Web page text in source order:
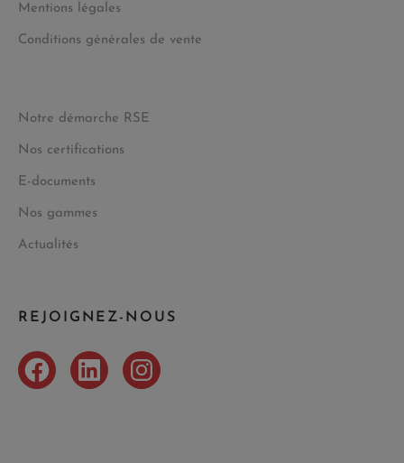
Mentions légales
Conditions générales de vente
Notre démarche RSE
Nos certifications
E-documents
Nos gammes
Actualités
REJOIGNEZ-NOUS